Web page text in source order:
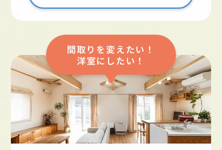
間取りを変えたい！
洋室にしたい！